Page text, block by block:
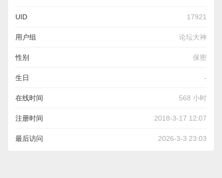
UID 17921
用户组 论坛大神
性别 保密
生日 -
在线时间 568 小时
注册时间 2018-3-17 12:07
最后访问 2026-3-3 23:03